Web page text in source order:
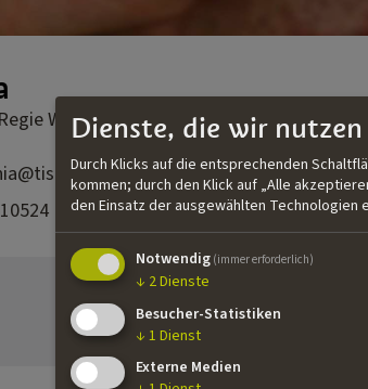
Werbung/Videoclip
Dienste, die wir
Durch Klicks auf die entsprechenden
kommen; durch den Klick auf „Alle
den Einsatz der ausgewählten Technologien
Notwendig (immer erforderlich)
↓ 2Dienste
Besucher-Statistiken
↓ 1 Dienst
Externe Medien